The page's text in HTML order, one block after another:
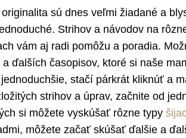
sú dnes veľmi žiadané a
Strihov a návodov na
vám aj radi pomôžu a poradia.
ďalších časopisov, ktoré si naše
stačí párkrát kliknúť a
strihov a úprav, začnite od
si môžete vyskúšať rôzne typy
môžete začať skúšať ďalšie a